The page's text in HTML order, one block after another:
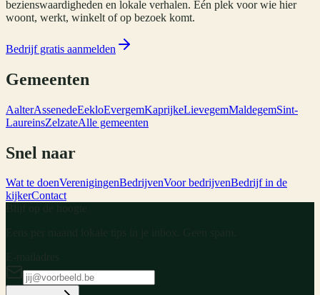
bezienswaardigheden en lokale verhalen. Eén plek voor wie hier
woont, werkt, winkelt of op bezoek komt.
Bedrijf gratis aanmelden
Gemeenten
AalterAssenedeEekloEvergemKaprijkeLievegemMaldegemSint-
LaureinsZelzateAlle gemeenten
Snel naar
Wat te doenVerenigingenBedrijvenVoor bedrijvenBedrijf in de
kijkerContact